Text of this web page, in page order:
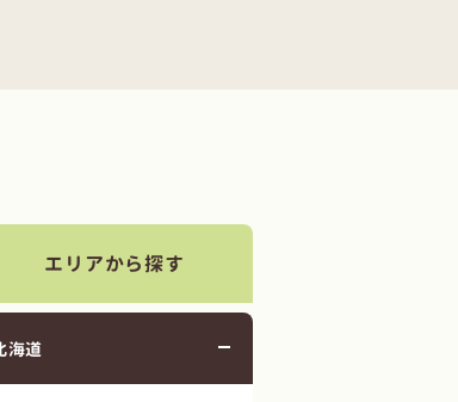
エリアから探す
海道